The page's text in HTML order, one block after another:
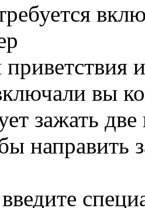
вы
зажать
направить